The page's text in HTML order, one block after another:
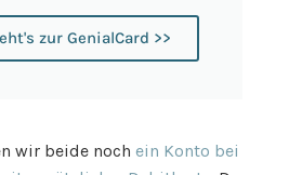
zur GenialCard >>
wir beide noch ein Konto bei